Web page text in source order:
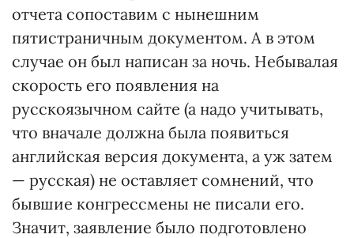
отчета сопоставим с нынешним
пятистраничным документом. А в этом
случае он был написан за ночь. Небывалая
скорость его появления на
русскоязычном сайте (а надо учитывать,
что вначале должна была появиться
английская версия документа, а уж затем
— русская) не оставляет сомнений, что
бывшие конгрессмены не писали его.
Значит, заявление было подготовлено